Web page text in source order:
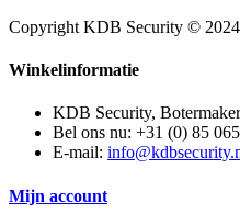
Copyright KDB Security ©
Winkelinformatie
KDB Security,
Bel ons nu: +31 (0) 85
E-mail:
Mijn account